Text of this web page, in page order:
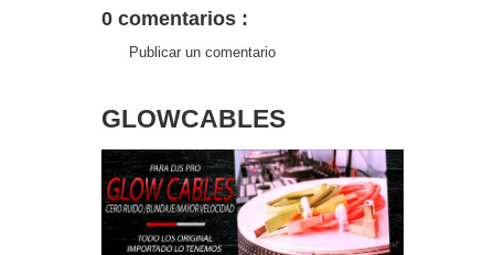
COMMENT
0 comentarios :
Publicar un comentario
GLOWCABLES